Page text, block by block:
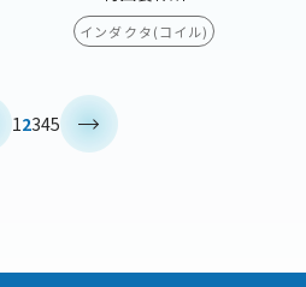
インダクタ(コイル)
12345